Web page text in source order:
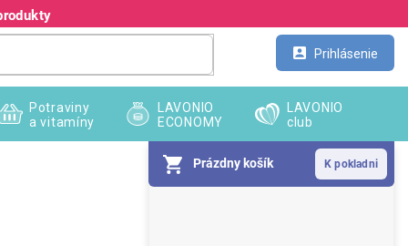
Prihlásenie
Prázdny košík
Potraviny
a vitamíny
LAVONIO
ECONOMY
LAVONIO
club